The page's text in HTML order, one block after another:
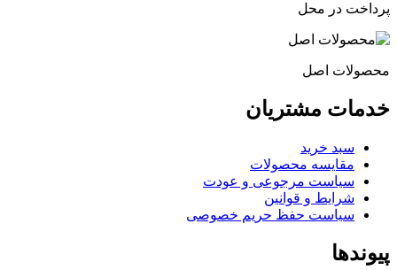
پرداخت در محل
محصولات اصل
خدمات مشتریان
سبد خرید
مقایسه محصولات
سیاست مرجوعی و عودت
شرایط و قوانین
سیاست حفظ حریم خصوصی
پیوندها